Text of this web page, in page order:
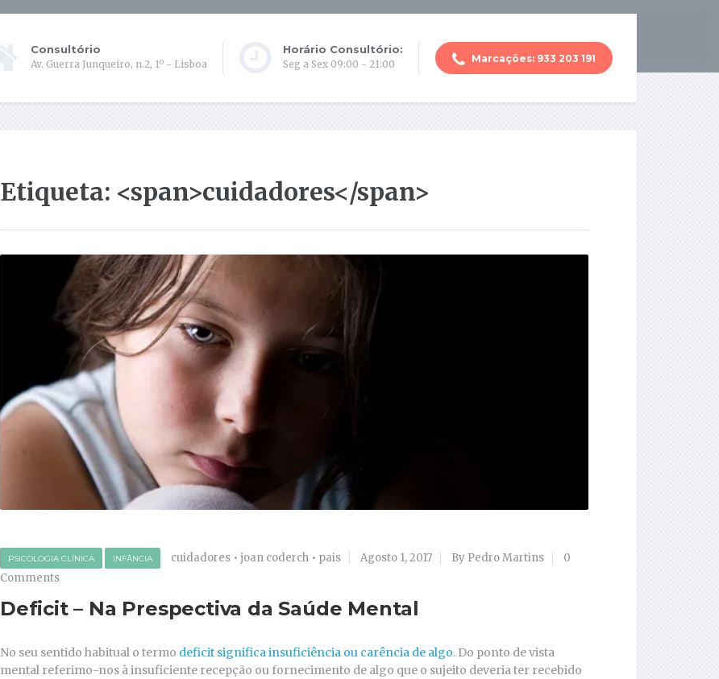
Consultório
Av. Guerra Junqueiro, n.2, 1º - Lisboa
Horário Consultório:
Seg a Sex 09:00 - 21:00 Marcações: 933 203 191
Etiqueta: <span>cuidadores</span>
PSICOLOGIA CLÍNICA INFÂNCIA cuidadores • joan coderch • pais Agosto 1, 2017 By Pedro Martins
0
Comments
Deficit – Na Prespectiva da Saúde Mental
No seu sentido habitual o termo deficit significa insuficiência ou carência de algo. Do ponto de vista
mental referimo-nos à insuficiente recepção ou fornecimento de algo que o sujeito deveria ter recebido